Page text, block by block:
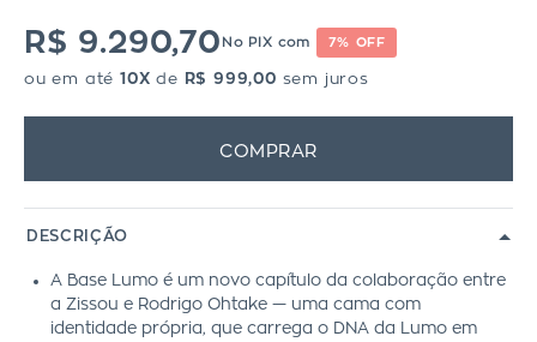
R$ 9.290,70 No PIX com 7% OFF
ou em até 10X de R$ 999,00 sem juros
COMPRAR
DESCRIÇÃO
A Base Lumo é um novo capítulo da colaboração entre
a Zissou e Rodrigo Ohtake — uma cama com
identidade própria, que carrega o DNA da Lumo em